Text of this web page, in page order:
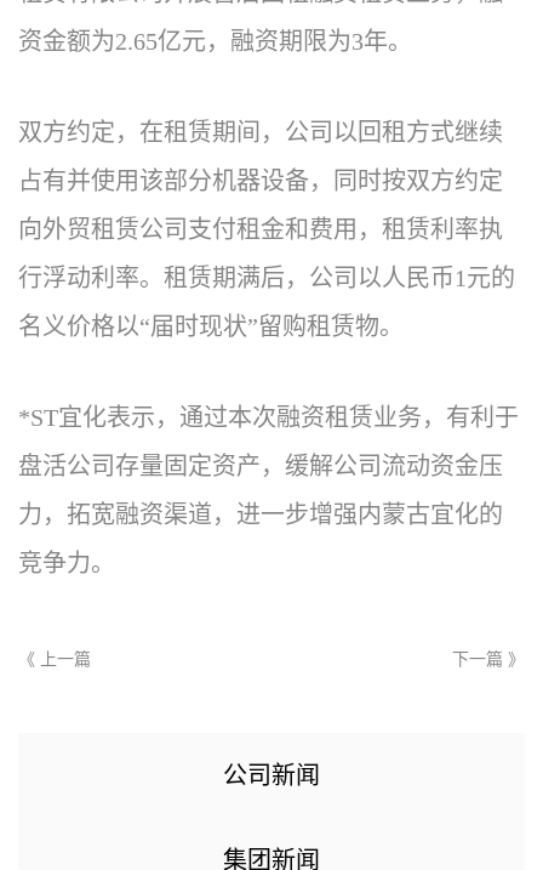
资金额为2.65亿元，融资期限为3年。
双方约定，在租赁期间，公司以回租方式继续
占有并使用该部分机器设备，同时按双方约定
向外贸租赁公司支付租金和费用，租赁利率执
行浮动利率。租赁期满后，公司以人民币1元的
名义价格以“届时现状”留购租赁物。
*ST宜化表示，通过本次融资租赁业务，有利于
盘活公司存量固定资产，缓解公司流动资金压
力，拓宽融资渠道，进一步增强内蒙古宜化的
竞争力。
《 上一篇 下一篇 》
公司新闻
集团新闻